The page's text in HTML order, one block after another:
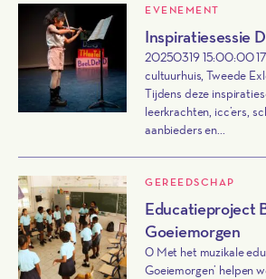
EVENEMENT
Inspiratiesessie
20250319 15:00:00
cultuurhuis, Tweede
Tijdens deze
leerkrachten, icc’ers,
aanbieders en...
GEREEDSCHAP
Educatieproject
Goeiemorgen
0 Met het muzikale
Goeiemorgen’ helpen